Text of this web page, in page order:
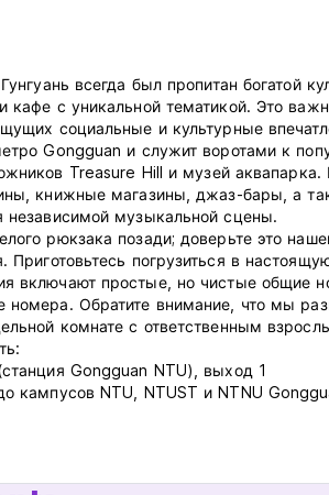
всегда был пропитан богатой
кафе с уникальной тематикой. Это
социальные и культурные
Gongguan и служит воротами к
Treasure Hill и музей
книжные магазины, джаз-бары, а
независимой музыкальной сцены.
рюкзака позади; доверьте это
Приготовьтесь погрузиться в
включают простые, но чистые
Обратите внимание, что мы
комнате с ответственным
Gongguan NTU), выход 1
кампусов NTU, NTUST и NTNU
розетки в местах общего пользования